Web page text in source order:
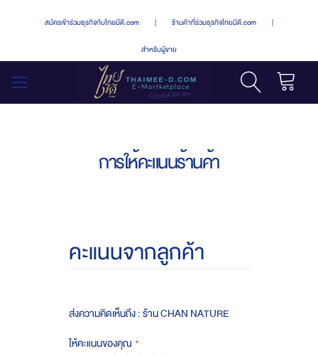
สมัครเข้าร่วมธุรกิจกับไทยมีดี.com | ร้านค้าที่ร่วมธุรกิจไทยมีดี.com |
สำหรับผู้ขาย
การให้คะแนนร้านค้า
คะแนนจากลูกค้า
ส่งความคิดเห็นถึง : ร้าน CHAN NATURE
ให้คะแนนของคุณ